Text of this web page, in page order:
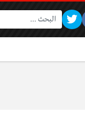
البحث: